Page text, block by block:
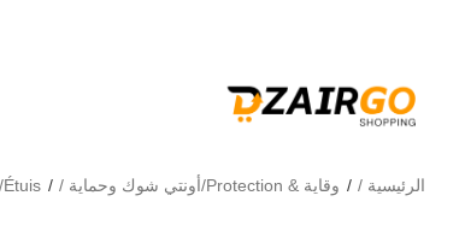
الرئيسية وقاية & Protection/أونتي شوك وحماية Étuis/أونتي شوك